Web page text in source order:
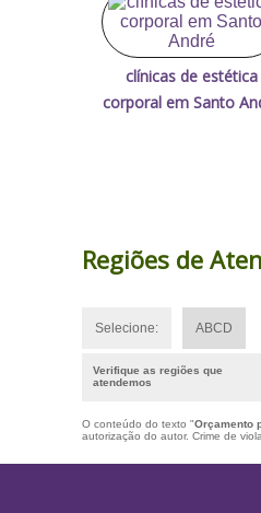
clínicas de estética
corporal em Santo
Regiões de
Selecione: ABCD
Verifique as regiões que
atendemos
O conteúdo do texto "Orçamento
autorização do autor. Crime de